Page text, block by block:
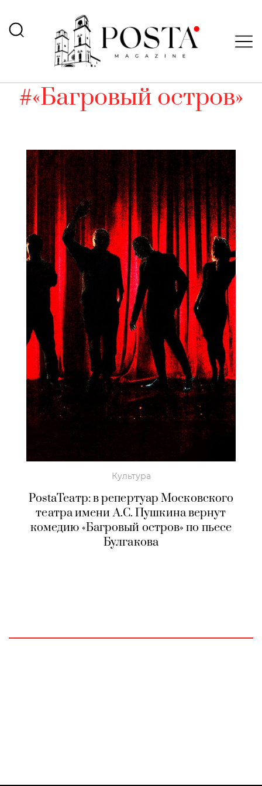
#«Багровый остров»
Культура
PostaТеатр: в репертуар Московского
театра имени А.С. Пушкина вернут
комедию «Багровый остров» по пьесе
Булгакова